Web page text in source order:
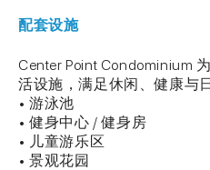
配套设施
Center Point Condominium
活设施，满足休闲、健康与
• 游泳池
• 健身中心 / 健身房
• 儿童游乐区
• 景观花园